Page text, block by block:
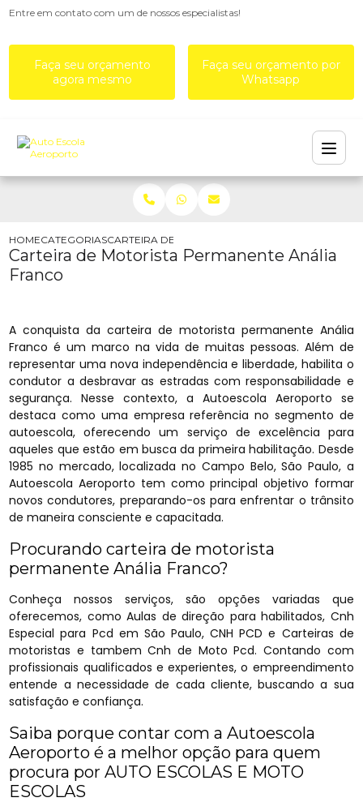
Entre em contato com um de nossos especialistas!
Faça seu orçamento
agora mesmo
Faça seu orçamento por
Whatsapp
HOMECATEGORIASCARTEIRA DE MOTORISTA PERMANENTE ANÁLIA
Carteira de Motorista Permanente Anália
Franco
A conquista da carteira de motorista permanente Anália
Franco é um marco na vida de muitas pessoas. Além de
representar uma nova independência e liberdade, habilita o
condutor a desbravar as estradas com responsabilidade e
segurança. Nesse contexto, a Autoescola Aeroporto se
destaca como uma empresa referência no segmento de
autoescola, oferecendo um serviço de excelência para
aqueles que estão em busca da primeira habilitação. Desde
1985 no mercado, localizada no Campo Belo, São Paulo, a
Autoescola Aeroporto tem como principal objetivo formar
novos condutores, preparando-os para enfrentar o trânsito
de maneira consciente e capacitada.
Procurando carteira de motorista
permanente Anália Franco?
Conheça nossos serviços, são opções variadas que
oferecemos, como Aulas de direção para habilitados, Cnh
Especial para Pcd em São Paulo, CNH PCD e Carteiras de
motoristas e tambem Cnh de Moto Pcd. Contando com
profissionais qualificados e experientes, o empreendimento
entende a necessidade de cada cliente, buscando a sua
satisfação e confiança.
Saiba porque contar com a Autoescola
Aeroporto é a melhor opção para quem
procura por AUTO ESCOLAS E MOTO
ESCOLAS